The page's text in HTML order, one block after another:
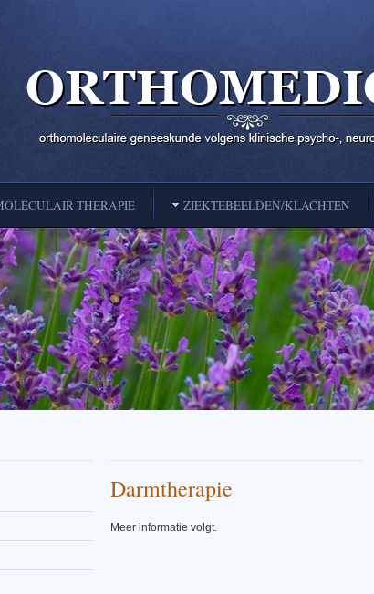
THERAPIE ZIEKTEBEELDEN/KLACHTEN
Darmtherapie
Meer informatie volgt.